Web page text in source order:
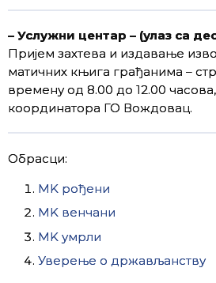
– Услужни центар – (улаз са
Пријем захтева и издавање
матичних књига грађанима –
времену од 8.00 до 12.00 часова,
координатора ГО Вождовац.
Обрасци:
MK рођени
MK венчани
MK умрли
Уверење о држављанству